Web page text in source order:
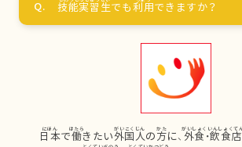
技能実習生でも利用できますか？
日本で働きたい外国人の方に、 外食 ・飲食店